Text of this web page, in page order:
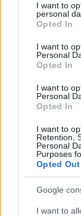
not limited to
grant or deny
use your data
consent section.
I want to
personal
Opted In
I want to
Personal
Opted In
I want to
Personal
Opted In
I want to
Retention,
Personal
Purposes
Opted Out
Google
I want to
Ροή
που κολλάει το